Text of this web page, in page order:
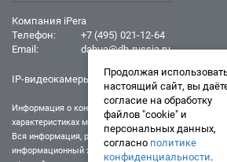
Компания iPera
Телефон:
+7 (495) 021-12-64
Email:
dahua@dh-russia.ru
IP-видеокамеры Dahua - Дахуа
Информация о конкретном товаре, его внешнем
характеристиках может отличаться от реальных
Вся информация, размещенная на данном интернет-
информационный характер и ни при каких условиях
Продолжая
настоящий сайт, вы
согласие на обработку
файлов "cookie" и
персональных данных,
согласно политике
конфиденциальности.